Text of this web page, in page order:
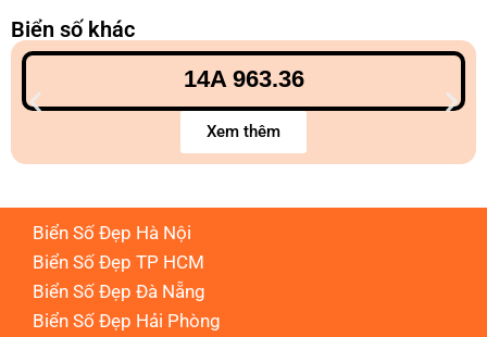
Biển số khác
14A 963.36
Xem thêm
Biển Số Đẹp Hà Nội
Biển Số Đẹp TP HCM
Biển Số Đẹp Đà Nẵng
Biển Số Đẹp Hải Phòng